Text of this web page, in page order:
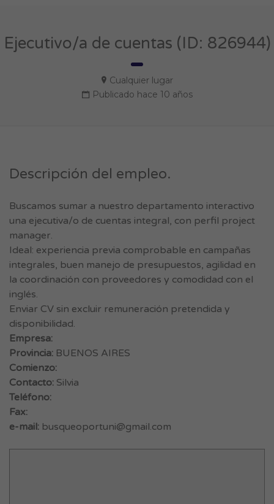
Ejecutivo/a de cuentas (ID: 826944)
Cualquier lugar
Publicado hace 10 años
Descripción del empleo.
Buscamos sumar a nuestro departamento interactivo
una ejecutiva/o de cuentas integral, con perfil project
manager.
Ideal: experiencia previa comprobable en campañas
integrales, buen manejo de presupuestos, agilidad en
la coordinación con proveedores y comodidad con el
inglés.
Enviar CV sin excluir remuneración pretendida y
disponibilidad.
Empresa:
Provincia: BUENOS AIRES
Comienzo:
Contacto: Silvia
Teléfono:
Fax:
e-mail: busqueoportuni@gmail.com